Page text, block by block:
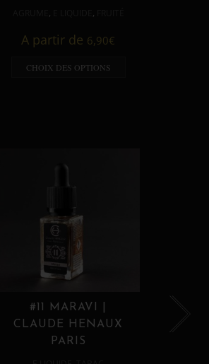
, ,
A partir de 6,90€
CHOIX DES OPTIONS
#11 MARAVI |
CLAUDE HENAUX
PARIS